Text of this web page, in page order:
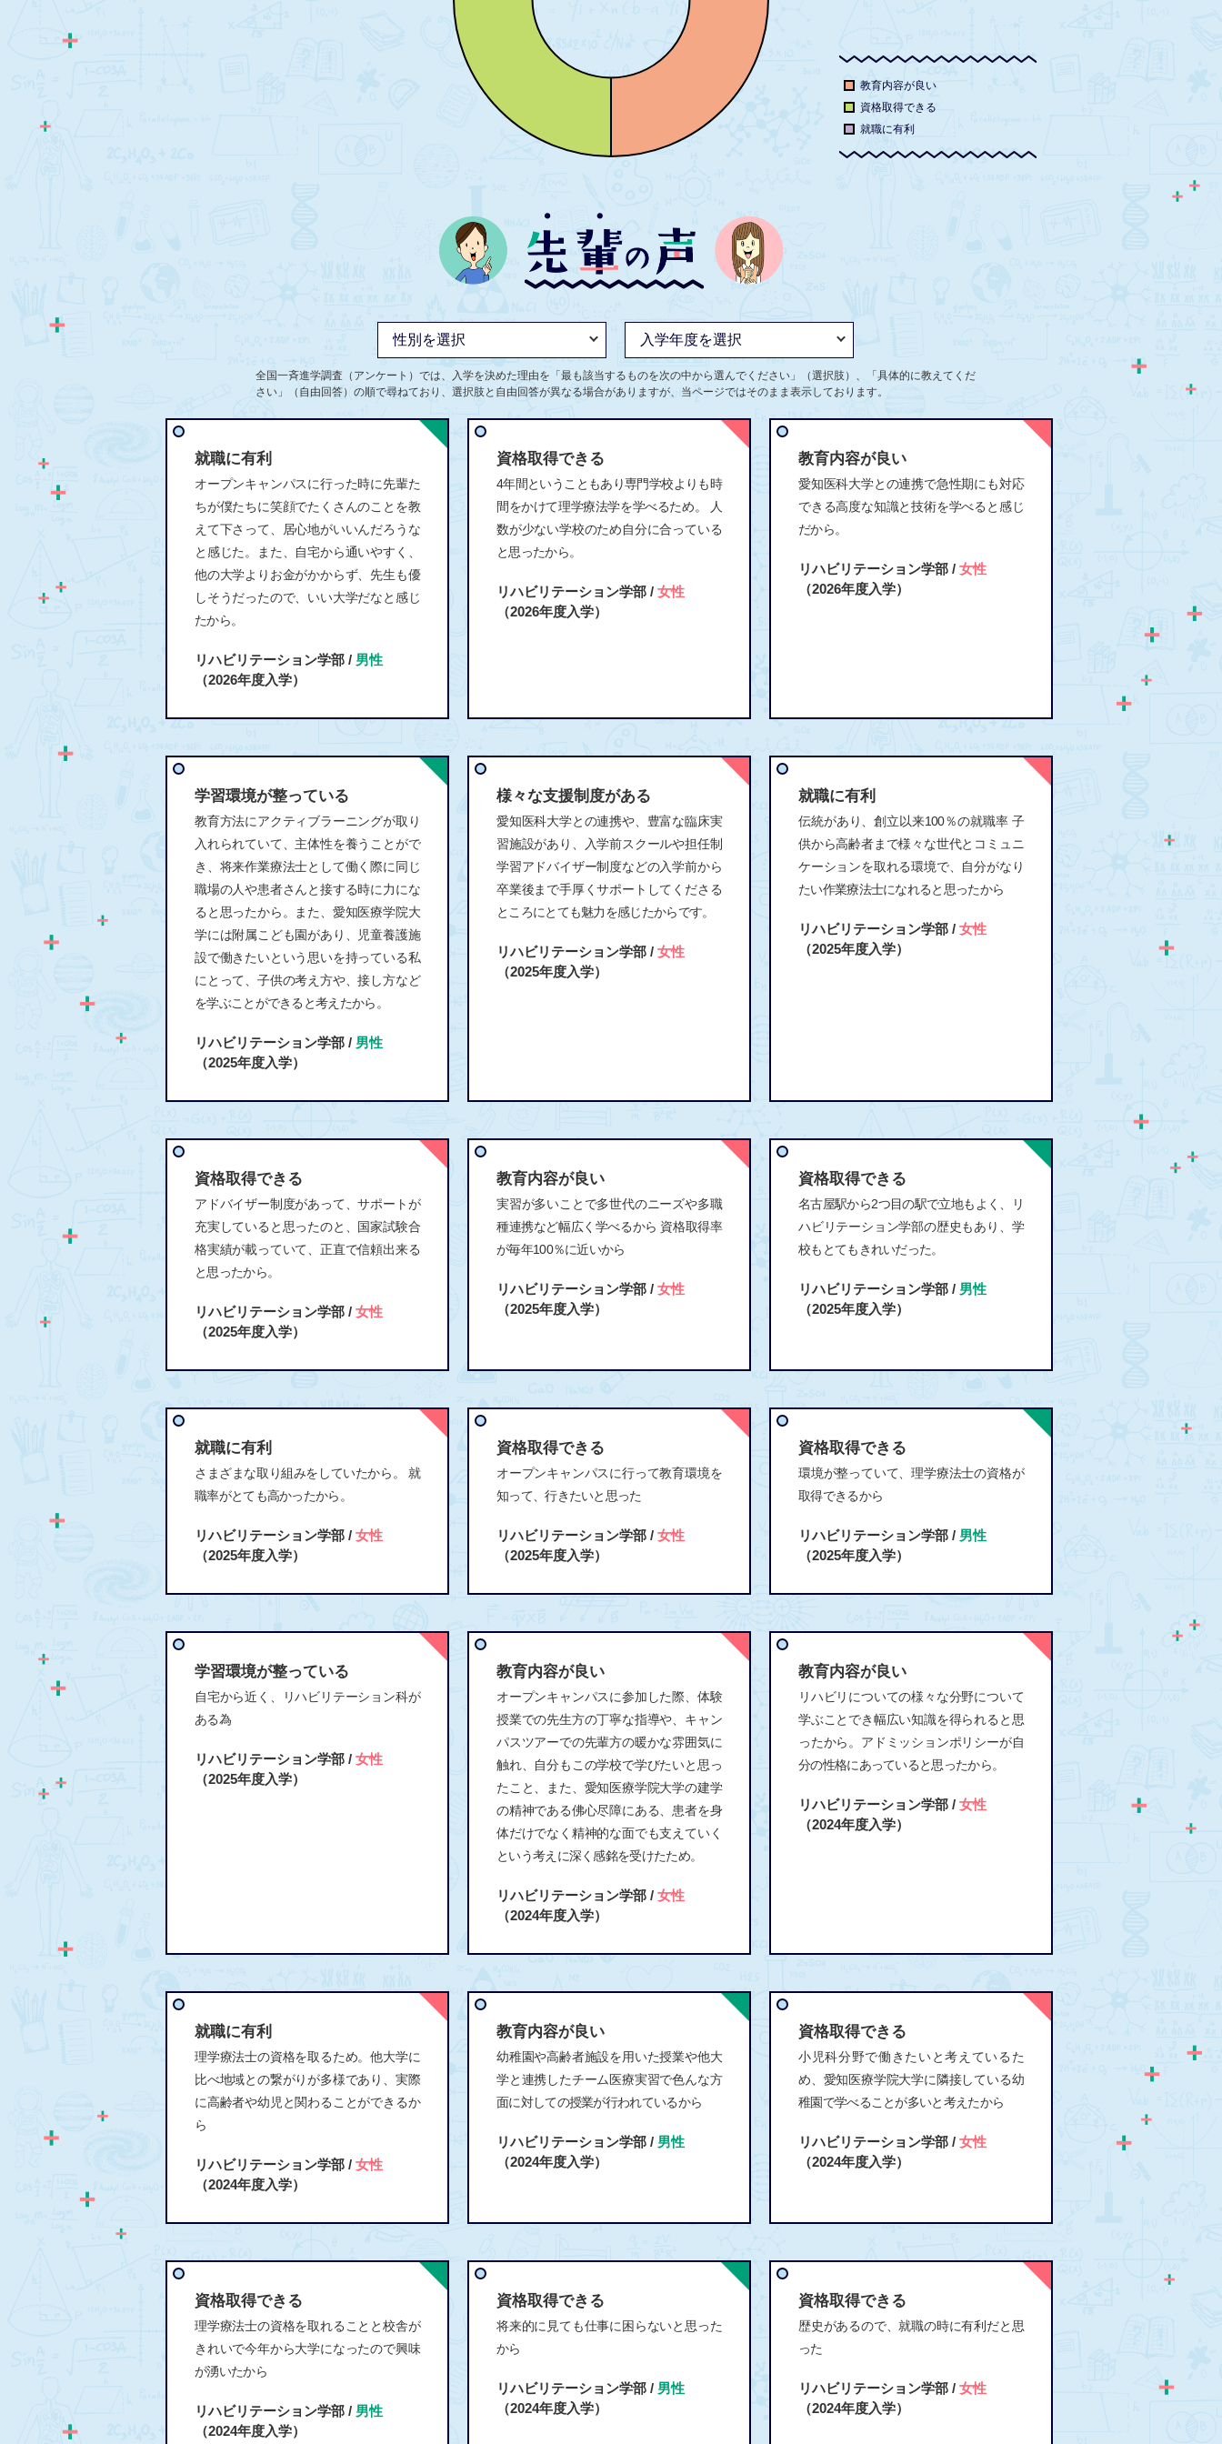
教育内容が良い
資格取得できる
就職に有利
全国一斉進学調査（アンケート）では、入学を決めた理由を「最も該当するものを次の中から選んでください」（選択肢）、「具体的に教えてくだ
さい」（自由回答）の順で尋ねており、選択肢と自由回答が異なる場合がありますが、当ページではそのまま表示しております。
就職に有利
オープンキャンパスに行った時に先輩た
ちが僕たちに笑顔でたくさんのことを教
えて下さって、居心地がいいんだろうな
と感じた。また、自宅から通いやすく、
他の大学よりお金がかからず、先生も優
しそうだったので、いい大学だなと感じ
たから。
リハビリテーション学部 / 男性
（2026年度入学）
資格取得できる
4年間ということもあり専門学校よりも時
間をかけて理学療法学を学べるため。 人
数が少ない学校のため自分に合っている
と思ったから。
リハビリテーション学部 / 女性
（2026年度入学）
教育内容が良い
愛知医科大学との連携で急性期にも対応
できる高度な知識と技術を学べると感じ
だから。
リハビリテーション学部 / 女性
（2026年度入学）
学習環境が整っている
教育方法にアクティブラーニングが取り
入れられていて、主体性を養うことがで
き、将来作業療法士として働く際に同じ
職場の人や患者さんと接する時に力にな
ると思ったから。また、愛知医療学院大
学には附属こども園があり、児童養護施
設で働きたいという思いを持っている私
にとって、子供の考え方や、接し方など
を学ぶことができると考えたから。
リハビリテーション学部 / 男性
（2025年度入学）
様々な支援制度がある
愛知医科大学との連携や、豊富な臨床実
習施設があり、入学前スクールや担任制
学習アドバイザー制度などの入学前から
卒業後まで手厚くサポートしてくださる
ところにとても魅力を感じたからです。
リハビリテーション学部 / 女性
（2025年度入学）
就職に有利
伝統があり、創立以来100％の就職率 子
供から高齢者まで様々な世代とコミュニ
ケーションを取れる環境で、自分がなり
たい作業療法士になれると思ったから
リハビリテーション学部 / 女性
（2025年度入学）
資格取得できる
アドバイザー制度があって、サポートが
充実していると思ったのと、国家試験合
格実績が載っていて、正直で信頼出来る
と思ったから。
リハビリテーション学部 / 女性
（2025年度入学）
教育内容が良い
実習が多いことで多世代のニーズや多職
種連携など幅広く学べるから 資格取得率
が毎年100％に近いから
リハビリテーション学部 / 女性
（2025年度入学）
資格取得できる
名古屋駅から2つ目の駅で立地もよく、リ
ハビリテーション学部の歴史もあり、学
校もとてもきれいだった。
リハビリテーション学部 / 男性
（2025年度入学）
就職に有利
さまざまな取り組みをしていたから。 就
職率がとても高かったから。
リハビリテーション学部 / 女性
（2025年度入学）
資格取得できる
オープンキャンパスに行って教育環境を
知って、行きたいと思った
リハビリテーション学部 / 女性
（2025年度入学）
資格取得できる
環境が整っていて、理学療法士の資格が
取得できるから
リハビリテーション学部 / 男性
（2025年度入学）
学習環境が整っている
自宅から近く、リハビリテーション科が
ある為
リハビリテーション学部 / 女性
（2025年度入学）
教育内容が良い
オープンキャンパスに参加した際、体験
授業での先生方の丁寧な指導や、キャン
パスツアーでの先輩方の暖かな雰囲気に
触れ、自分もこの学校で学びたいと思っ
たこと、また、愛知医療学院大学の建学
の精神である佛心尽障にある、患者を身
体だけでなく精神的な面でも支えていく
という考えに深く感銘を受けたため。
リハビリテーション学部 / 女性
（2024年度入学）
教育内容が良い
リハビリについての様々な分野について
学ぶことでき幅広い知識を得られると思
ったから。アドミッションポリシーが自
分の性格にあっていると思ったから。
リハビリテーション学部 / 女性
（2024年度入学）
就職に有利
理学療法士の資格を取るため。他大学に
比べ地域との繋がりが多様であり、実際
に高齢者や幼児と関わることができるか
ら
リハビリテーション学部 / 女性
（2024年度入学）
教育内容が良い
幼稚園や高齢者施設を用いた授業や他大
学と連携したチーム医療実習で色んな方
面に対しての授業が行われているから
リハビリテーション学部 / 男性
（2024年度入学）
資格取得できる
小児科分野で働きたいと考えているた
め、愛知医療学院大学に隣接している幼
稚園で学べることが多いと考えたから
リハビリテーション学部 / 女性
（2024年度入学）
資格取得できる
理学療法士の資格を取れることと校舎が
きれいで今年から大学になったので興味
が湧いたから
リハビリテーション学部 / 男性
（2024年度入学）
資格取得できる
将来的に見ても仕事に困らないと思った
から
リハビリテーション学部 / 男性
（2024年度入学）
資格取得できる
歴史があるので、就職の時に有利だと思
った
リハビリテーション学部 / 女性
（2024年度入学）